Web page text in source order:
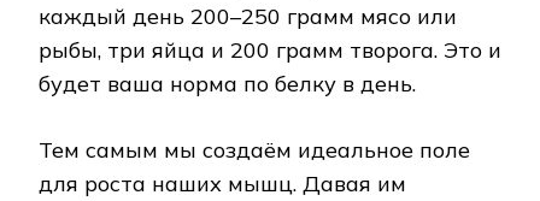
каждый день 200–250 грамм мясо или
рыбы, три яйца и 200 грамм творога. Это и
будет ваша норма по белку в день.
Тем самым мы создаём идеальное поле
для роста наших мышц. Давая им